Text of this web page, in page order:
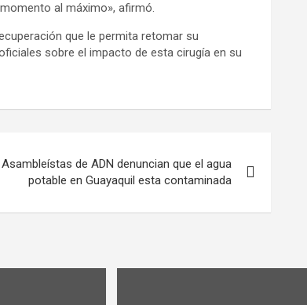
al máximo», afirmó.
que le permita retomar su
sobre el impacto de esta cirugía en su
Asambleístas de ADN denuncian que el agua
potable en Guayaquil esta contaminada